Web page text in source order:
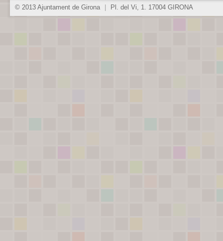
© 2013 Ajuntament de Girona Pl. del Vi, 1. 17004 GIRONA